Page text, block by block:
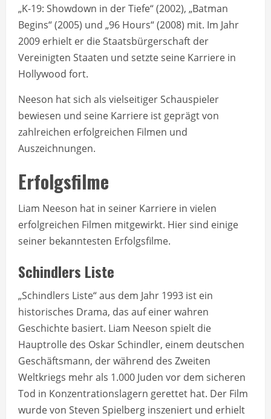
„K-19: Showdown in der Tiefe“ (2002), „Batman
Begins“ (2005) und „96 Hours“ (2008) mit. Im Jahr
2009 erhielt er die Staatsbürgerschaft der
Vereinigten Staaten und setzte seine Karriere in
Hollywood fort.
Neeson hat sich als vielseitiger Schauspieler
bewiesen und seine Karriere ist geprägt von
zahlreichen erfolgreichen Filmen und
Auszeichnungen.
Erfolgsfilme
Liam Neeson hat in seiner Karriere in vielen
erfolgreichen Filmen mitgewirkt. Hier sind einige
seiner bekanntesten Erfolgsfilme.
Schindlers Liste
„Schindlers Liste“ aus dem Jahr 1993 ist ein
historisches Drama, das auf einer wahren
Geschichte basiert. Liam Neeson spielt die
Hauptrolle des Oskar Schindler, einem deutschen
Geschäftsmann, der während des Zweiten
Weltkriegs mehr als 1.000 Juden vor dem sicheren
Tod in Konzentrationslagern gerettet hat. Der Film
wurde von Steven Spielberg inszeniert und erhielt